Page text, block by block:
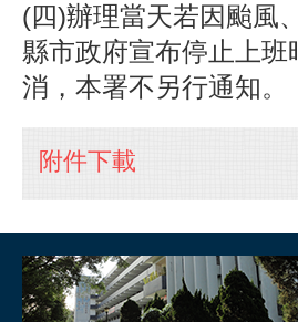
(四)辦理當天若因颱風
縣市政府宣布停止上
消，本署不另行通知。
附件下載